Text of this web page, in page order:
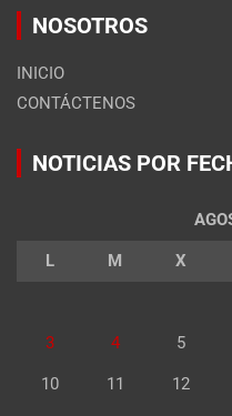
NOSOTROS
INICIO
CONTÁCTENOS
NOTICIAS POR
L M X
3 4 5
10 11 12